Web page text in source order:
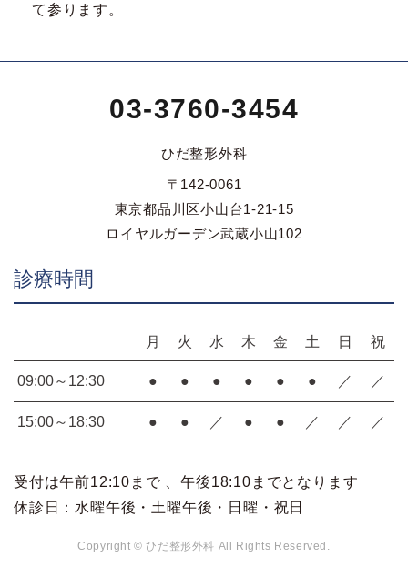
て参ります。
03-3760-3454
ひだ整形外科
〒142-0061
東京都品川区小山台1-21-15
ロイヤルガーデン武蔵小山102
診療時間
月 火 水 木 金 土 日 祝
09:00～12:30 ● ● ● ● ● ● ／ ／
15:00～18:30 ● ● ／ ● ● ／ ／ ／
受付は午前12:10まで 、午後18:10までとなります
休診日：水曜午後・土曜午後・日曜・祝日
Copyright © ひだ整形外科 All Rights Reserved.